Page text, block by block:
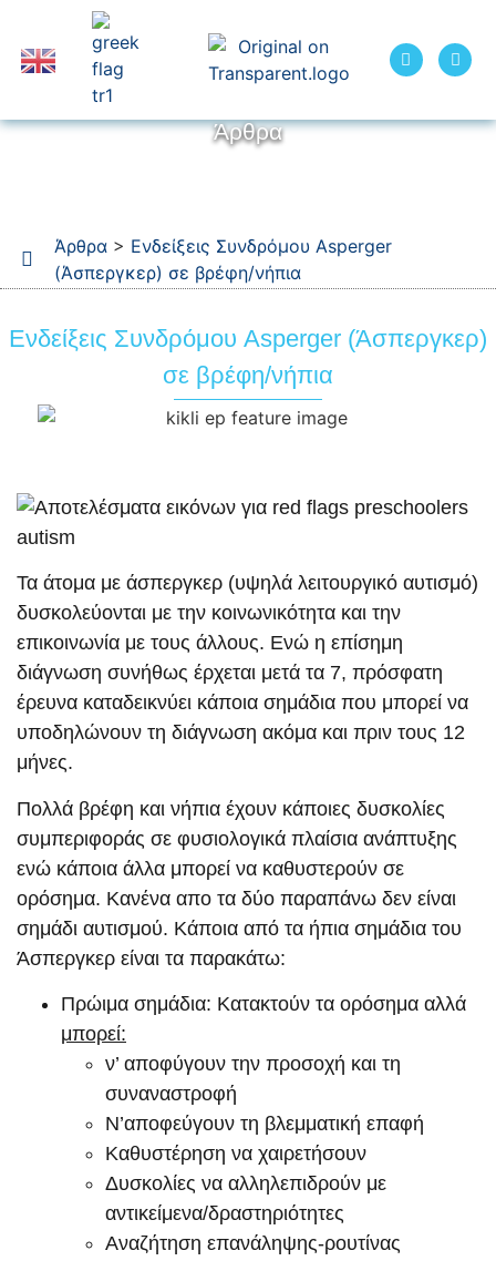
Άρθρα
Άρθρα > Ενδείξεις Συνδρόμου Asperger
(Άσπεργκερ) σε βρέφη/νήπια
Ενδείξεις Συνδρόμου Asperger (Άσπεργκερ)
σε βρέφη/νήπια
Τα άτομα με άσπεργκερ (υψηλά λειτουργικό αυτισμό)
δυσκολεύονται με την κοινωνικότητα και την
επικοινωνία με τους άλλους. Ενώ η επίσημη
διάγνωση συνήθως έρχεται μετά τα 7, πρόσφατη
έρευνα καταδεικνύει κάποια σημάδια που μπορεί να
υποδηλώνουν τη διάγνωση ακόμα και πριν τους 12
μήνες.
Πολλά βρέφη και νήπια έχουν κάποιες δυσκολίες
συμπεριφοράς σε φυσιολογικά πλαίσια ανάπτυξης
ενώ κάποια άλλα μπορεί να καθυστερούν σε
ορόσημα. Κανένα απο τα δύο παραπάνω δεν είναι
σημάδι αυτισμού. Κάποια από τα ήπια σημάδια του
Άσπεργκερ είναι τα παρακάτω:
Πρώιμα σημάδια: Κατακτούν τα ορόσημα αλλά
μπορεί:
ν’ αποφύγουν την προσοχή και τη
συναναστροφή
Ν’αποφεύγουν τη βλεμματική επαφή
Καθυστέρηση να χαιρετήσουν
Δυσκολίες να αλληλεπιδρούν με
αντικείμενα/δραστηριότητες
Αναζήτηση επανάληψης-ρουτίνας